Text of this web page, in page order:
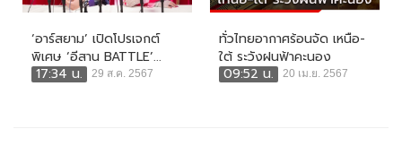
‘อาร์สยาม’ เปิดโปรเจกต์
พิเศษ ‘อีสาน BATTLE’...
17:34 น.
29 ส.ค. 2567
ทั่วไทยอากาศร้อนจัด เหนือ-
ใต้ ระวังฝนฟ้าคะนอง
09:52 น.
20 เม.ย. 2567